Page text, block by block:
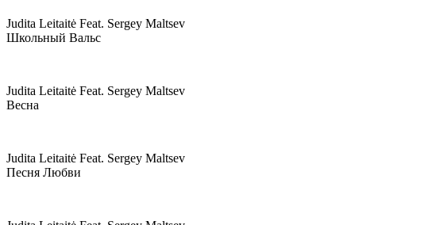
Judita Leitaitė Feat. Sergey Maltsev
Школьный Вальс
Judita Leitaitė Feat. Sergey Maltsev
Весна
Judita Leitaitė Feat. Sergey Maltsev
Песня Любви